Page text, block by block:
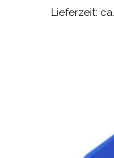
Lieferzeit: